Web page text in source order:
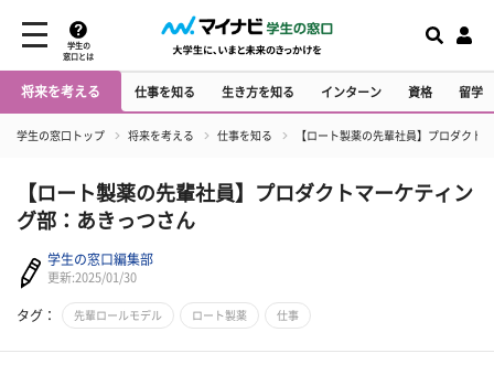
学生の
窓口とは
将来を考える 仕事を知る 生き方を知る インターン 資格 留学
学生の窓口トップ 将来を考える 仕事を知る 【ロート製薬の先輩社員】プロダクト
【ロート製薬の先輩社員】プロダクトマーケティン
グ部：あきっつさん
学生の窓口編集部
更新:2025/01/30
タグ： 先輩ロールモデル ロート製薬 仕事